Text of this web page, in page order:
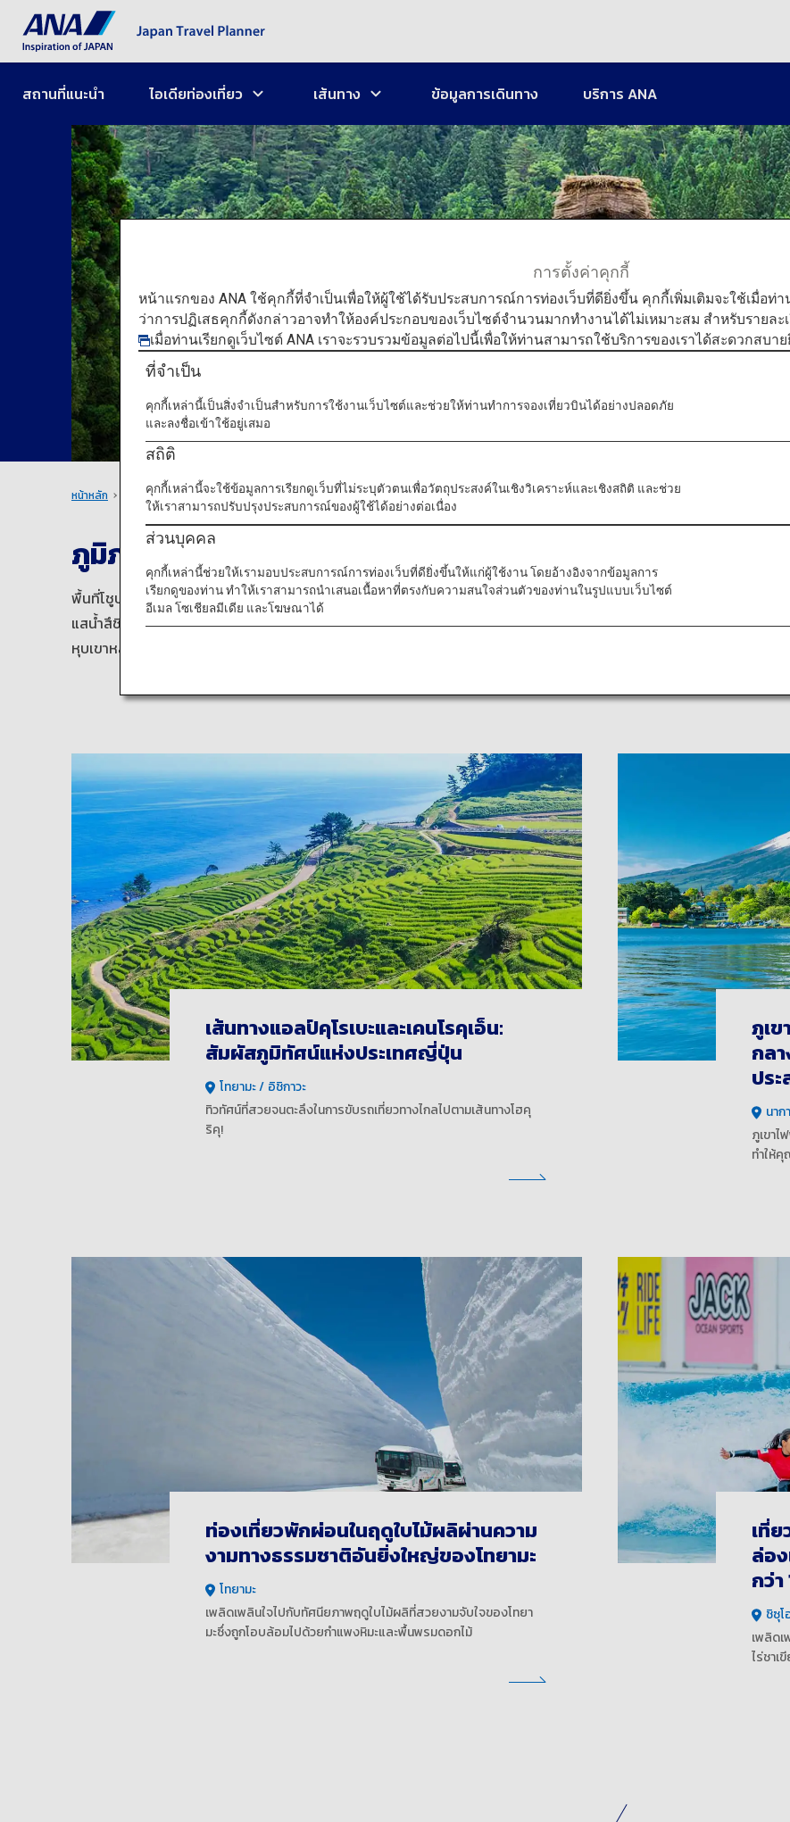
สถานที่แนะนำ ไอเดียท่องเที่ยว เส้นทาง ข้อมูลการเดินทาง บริการ ANA
ชูบุ
หน้าหลัก ภูมิภาคชูบุ
ภูมิภาคที่เต็มไปด้วยทั้งพื้นที่หิมะตกและเขตอบอุ่น
พื้นที่โชูบุนั้นตั้งอยู่ในจุดที่หมู่เกาะแห่งญี่ปุ่นแบ่งออกเป็นฝั่งตะวันออกและตะวันตก พื้นที่ดังกล่าวมีวัฒนธรรมทางทะเลจากกระ
แสน้ำสึชิมะบนชายฝั่งทะเลญี่ปุ่น และกระแสน้ำคุโรชิโอะบนชายฝั่งมหาสมุทรแปซิฟิก และยังมีวัฒนธรรมทางภูเขาที่เกิดขึ้นจาก
หุบเขาหลายแห่ง เช่น เทือกเขาญี่ปุ่น ท่านสามารถหาความเพลิดเพลินจากภูมิภาคนี้ได้หลากหลายรูปแบบ
เส้นทางแอลป์คุโรเบะและเคนโรคุเอ็น:
สัมผัสภูมิทัศน์แห่งประเทศญี่ปุ่น
โทยามะ
อิชิกาวะ
ทิวทัศน์ที่สวยจนตะลึงในการขับรถเที่ยวทางไกลไปตามเส้นทางโฮคุ
ริคุ!
ภูเ
กล
ปร
นาก
ภูเขา
ทำให้
ท่องเที่ยวพักผ่อนในฤดูใบไม้ผลิผ่านความ
งามทางธรรมชาติอันยิ่งใหญ่ของโทยามะ
โทยามะ
เพลิดเพลินใจไปกับทัศนียภาพฤดูใบไม้ผลิที่สวยงามจับใจของโทยา
มะซึ่งถูกโอบล้อมไปด้วยกำแพงหิมะและพื้นพรมดอกไม้
เที่
ล่อ
กว่
ชิซุโ
เพลิด
ไร่ชาเ
การตั้งค่าคุกกี้
หน้าแรกของ ANA ใช้คุกกี้ที่จำเป็นเพื่อให้ผู้ใช้ได้รับประสบการณ์การท่องเว็บที่ดียิ่งขึ้น คุกกี้เพิ่มเติมจะใช้เมื่อท่
ว่าการปฏิเสธคุกกี้ดังกล่าวอาจทำให้องค์ประกอบของเว็บไซต์จำนวนมากทำงานได้ไม่เหมาะสม สำหรับรายละ
เมื่อท่านเรียกดูเว็บไซต์ ANA เราจะรวบรวมข้อมูลต่อไปนี้เพื่อให้ท่านสามารถใช้บริการของเราได้สะดวกสบา
ที่จำเป็น
คุกกี้เหล่านี้เป็นสิ่งจำเป็นสำหรับการใช้งานเว็บไซต์และช่วยให้ท่านทำการจองเที่ยวบินได้อย่างปลอดภัย
และลงชื่อเข้าใช้อยู่เสมอ
สถิติ
คุกกี้เหล่านี้จะใช้ข้อมูลการเรียกดูเว็บที่ไม่ระบุตัวตนเพื่อวัตถุประสงค์ในเชิงวิเคราะห์และเชิงสถิติ และช่วย
ให้เราสามารถปรับปรุงประสบการณ์ของผู้ใช้ได้อย่างต่อเนื่อง
ส่วนบุคคล
คุกกี้เหล่านี้ช่วยให้เรามอบประสบการณ์การท่องเว็บที่ดียิ่งขึ้นให้แก่ผู้ใช้งาน โดยอ้างอิงจากข้อมูลการ
เรียกดูของท่าน ทำให้เราสามารถนำเสนอเนื้อหาที่ตรงกับความสนใจส่วนตัวของท่านในรูปแบบเว็บไซต์
อีเมล โซเชียลมีเดีย และโฆษณาได้